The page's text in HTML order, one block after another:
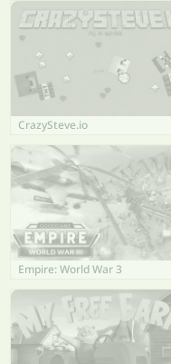
CrazySteve.io
Empire: World War 3